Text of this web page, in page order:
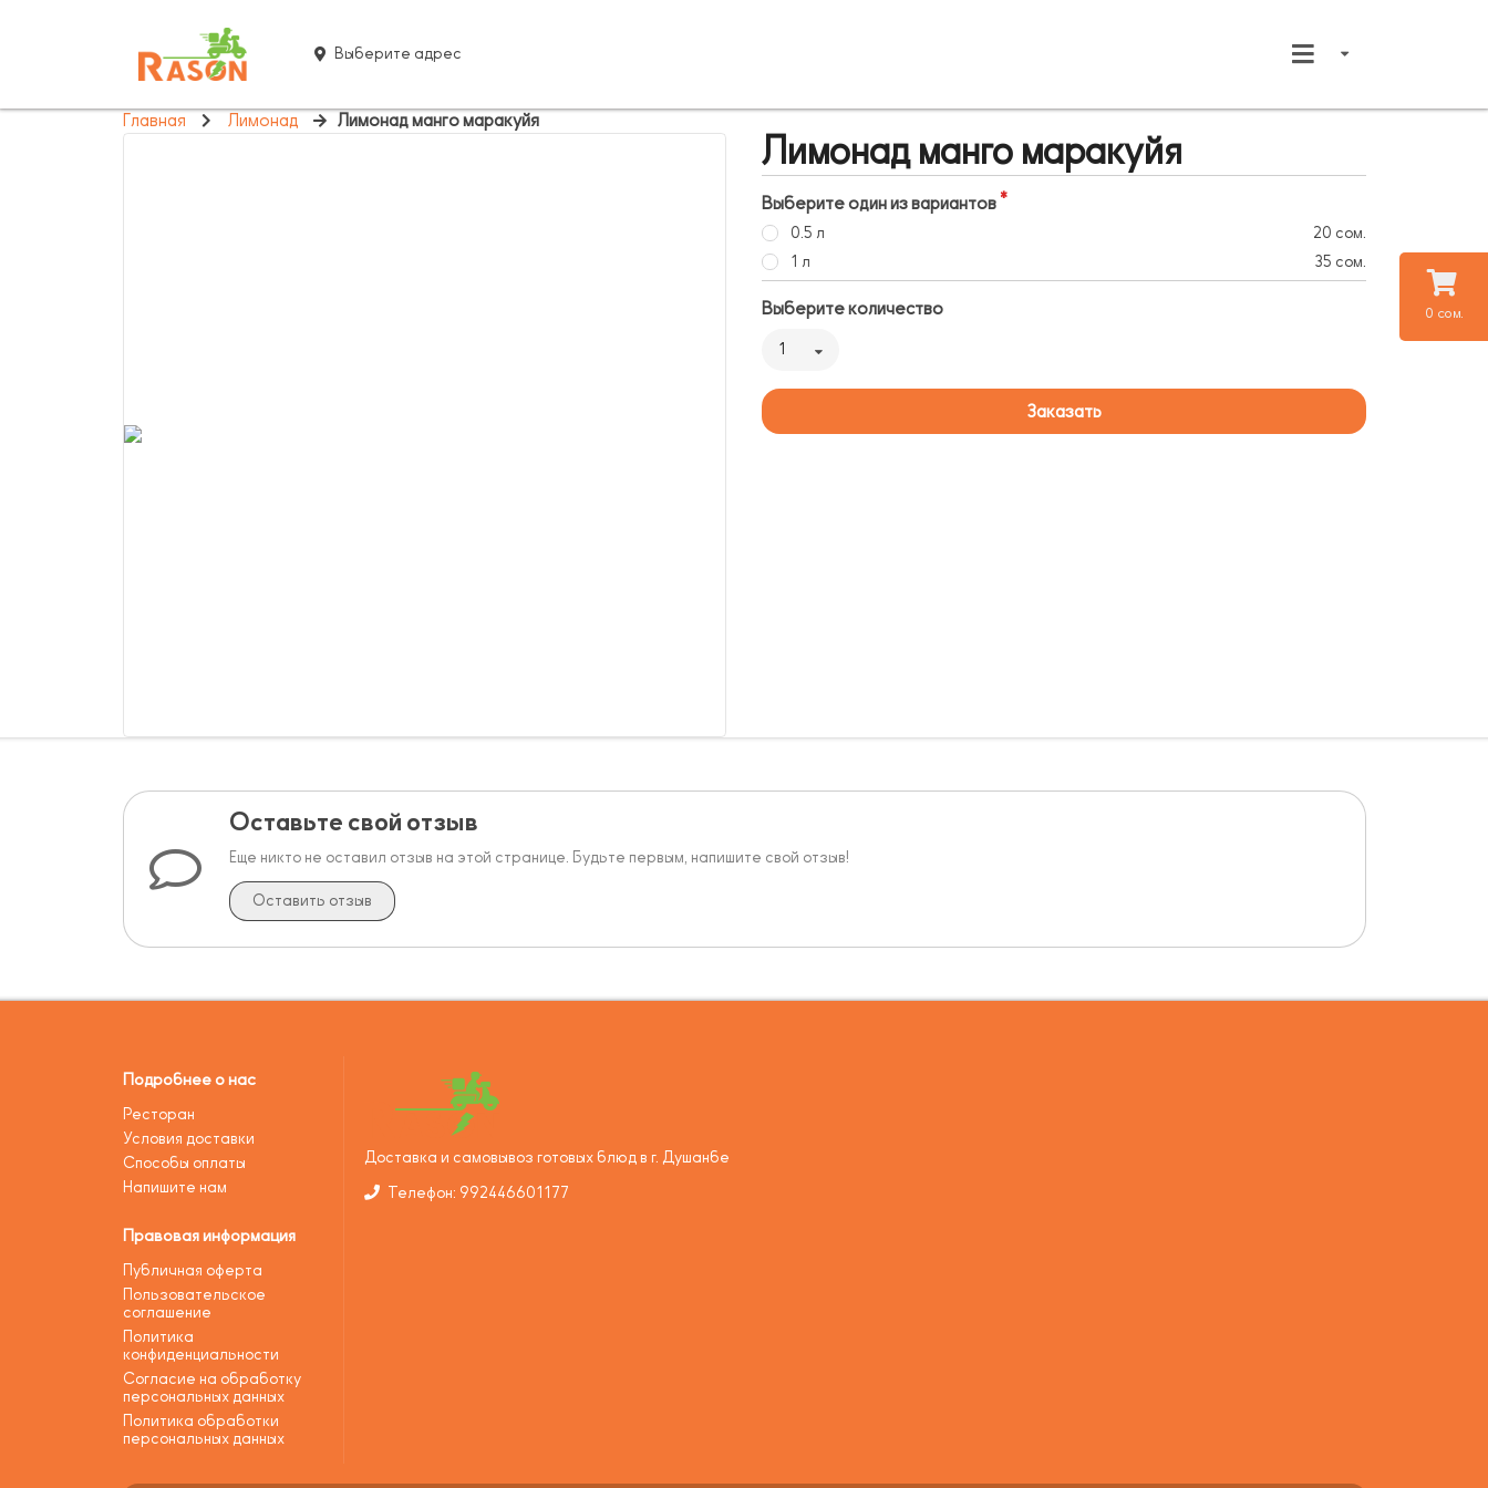
0 сом.
Выберите адрес
Главная Лимонад Лимонад манго маракуйя
Лимонад манго маракуйя
Выберите один из вариантов
0.5 л
20 сом.
1 л
35 сом.
Выберите количество
1
Заказать
Оставьте свой отзыв
Еще никто не оставил отзыв на этой странице. Будьте первым, напишите свой отзыв!
Оставить отзыв
Подробнее о нас
Ресторан
Условия доставки
Способы оплаты
Напишите нам
Правовая информация
Публичная оферта
Пользовательское
соглашение
Политика
конфиденциальности
Согласие на обработку
персональных данных
Политика обработки
персональных данных
Доставка и самовывоз готовых блюд в г. Душанбе
Телефон: 992446601177